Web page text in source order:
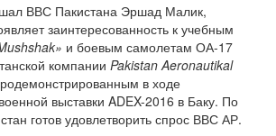
ВВС Пакистана Эршад Малик,
заинтересованность к учебным
и боевым самолетам ОА-17
компании Pakistan Aeronautikal
в ходе
выставки ADEX-2016 в Баку. По
готов удовлетворить спрос ВВС АР.